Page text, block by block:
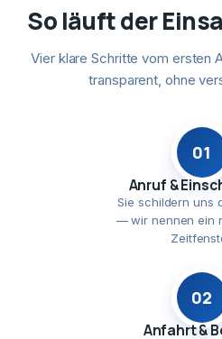
So läuft der
Vier klare Schritte vom ersten
transparent, ohne
01
Anruf &
Sie schildern uns
— wir nennen ein
02
Anfahrt &